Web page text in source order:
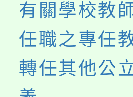
有關學校教
任職之專任
轉任其他公